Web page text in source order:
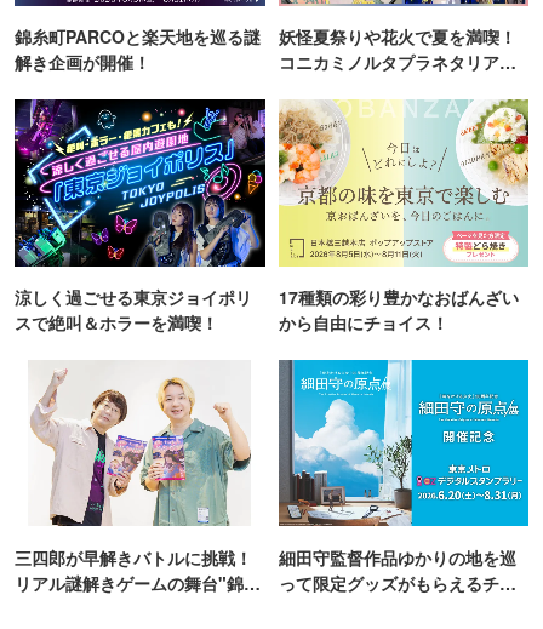
錦糸町PARCOと楽天地を巡る謎
解き企画が開催！
妖怪夏祭りや花火で夏を満喫！
コニカミノルタプラネタリア
涼しく過ごせる東京ジョイポリ
スで絶叫＆ホラーを満喫！
17種類の彩り豊かなおばんざい
から自由にチョイス！
三四郎が早解きバトルに挑戦！
リアル謎解きゲームの舞台"錦糸
細田守監督作品ゆかりの地を巡
って限定グッズがもらえるチャ